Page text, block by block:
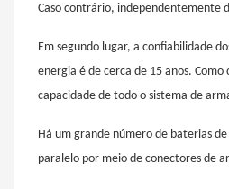
Caso contrário, independentemente
Em segundo lugar, a confiabilidade
energia é de cerca de 15 anos.
capacidade de todo o sistema de
Há um grande número de baterias
paralelo por meio de conectores de